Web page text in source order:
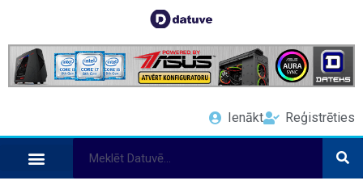
Ienākt Reģistrēties